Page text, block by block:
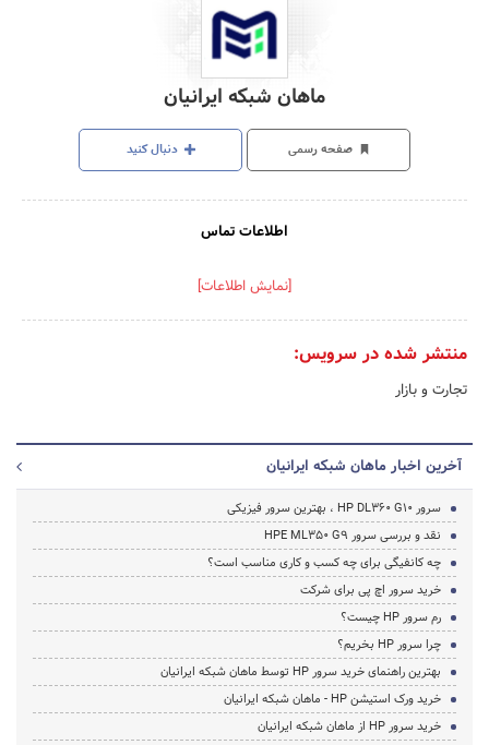
ماهان شبکه ایرانیان
صفحه رسمی دنبال کنید
اطلاعات تماس
[نمایش اطلاعات]
منتشر شده در سرویس:
تجارت و بازار
آخرین اخبار ماهان شبکه ایرانیان
سرور HP DL360 G10 ، بهترین سرور فیزیکی
نقد و بررسی سرور HPE ML350 G9
چه کانفیگی برای چه کسب و کاری مناسب است؟
خرید سرور اچ پی برای شرکت
رم سرور HP چیست؟
چرا سرور HP بخریم؟
بهترین راهنمای خرید سرور HP توسط ماهان شبکه ایرانیان
خرید ورک استیشن HP - ماهان شبکه ایرانیان
خرید سرور HP از ماهان شبکه ایرانیان